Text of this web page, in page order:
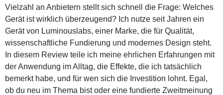
Vielzahl an Anbietern stellt sich schnell die Frage: Welches
Gerät ist wirklich überzeugend? Ich nutze seit Jahren ein
Gerät von Luminouslabs, einer Marke, die für Qualität,
wissenschaftliche Fundierung und modernes Design steht.
In diesem Review teile ich meine ehrlichen Erfahrungen mit
der Anwendung im Alltag, die Effekte, die ich tatsächlich
bemerkt habe, und für wen sich die Investition lohnt. Egal,
ob du neu im Thema bist oder eine fundierte Zweitmeinung